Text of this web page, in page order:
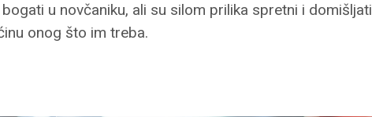
u novčaniku, ali su silom prilika spretni i domišljati
onog što im treba.